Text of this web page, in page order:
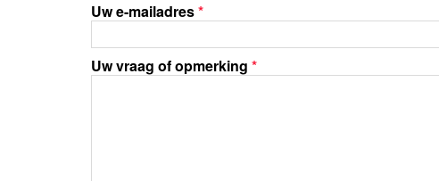
Uw e-mailadres*
Uw vraag of opmerking *